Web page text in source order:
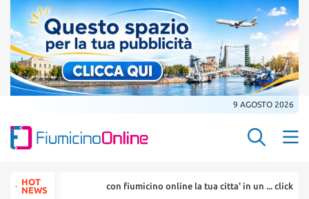
9 AGOSTO 2026
Search
for:HOT
NEWS
con fiumicino online la tua citta' in un ... click